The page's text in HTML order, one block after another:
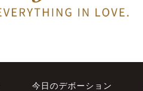
今日のデボーション